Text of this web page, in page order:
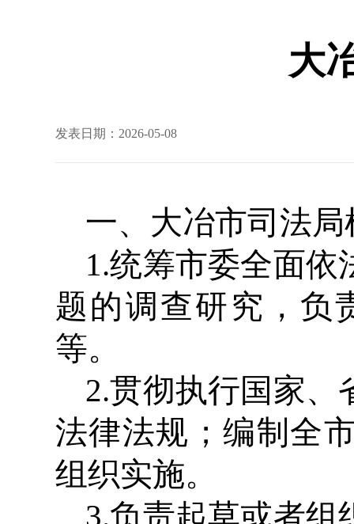
大
发表日期：2026-05-08
一、大冶市司法
1.统筹市委全面
题的调查研究，负
等。
2.贯彻执行国家、
法律法规；编制全
组织实施。
3.负责起草或者组